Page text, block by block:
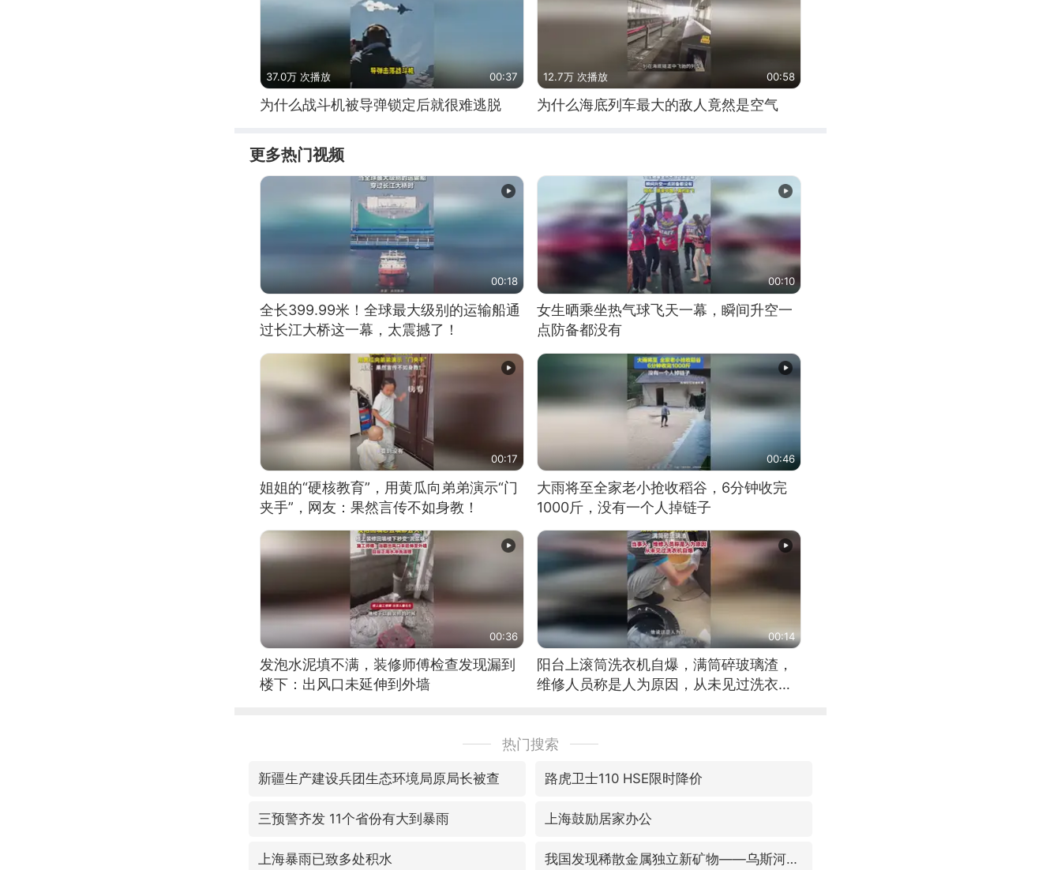
37.0万 次播放 00:37
为什么战斗机被导弹锁定后就很难逃脱
12.7万 次播放 00:58
为什么海底列车最大的敌人竟然是空气
更多热门视频
00:18
全长399.99米！全球最大级别的运输船通
过长江大桥这一幕，太震撼了！
00:10
女生晒乘坐热气球飞天一幕，瞬间升空一
点防备都没有
00:17
姐姐的“硬核教育”，用黄瓜向弟弟演示“门
夹手”，网友：果然言传不如身教！
00:46
大雨将至全家老小抢收稻谷，6分钟收完
1000斤，没有一个人掉链子
00:36
发泡水泥填不满，装修师傅检查发现漏到
楼下：出风口未延伸到外墙
00:14
阳台上滚筒洗衣机自爆，满筒碎玻璃渣，
维修人员称是人为原因，从未见过洗衣机
热门搜索
新疆生产建设兵团生态环境局原局长被查 路虎卫士110 HSE限时降价
三预警齐发 11个省份有大到暴雨 上海鼓励居家办公
上海暴雨已致多处积水 我国发现稀散金属独立新矿物——乌斯河锗矿